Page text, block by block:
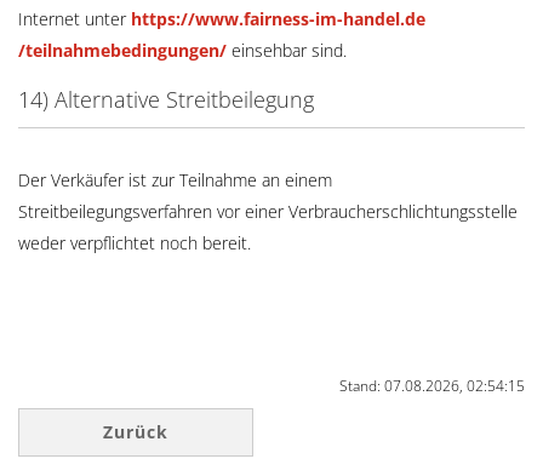
Internet unter https://www.fairness-im-handel.de
/teilnahmebedingungen/ einsehbar sind.
14) Alternative Streitbeilegung
Der Verkäufer ist zur Teilnahme an einem
Streitbeilegungsverfahren vor einer Verbraucherschlichtungsstelle
weder verpflichtet noch bereit.
Stand: 07.08.2026, 02:54:15
Zurück